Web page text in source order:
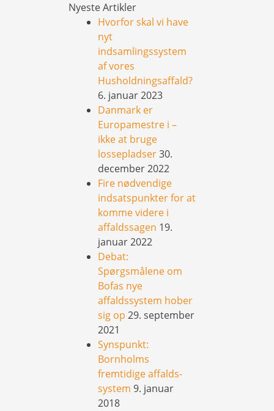
Nyeste Artikler
Hvorfor skal vi have
nyt
indsamlingssystem
af vores
Husholdningsaffald?
6. januar 2023
Danmark er
Europamestre i –
ikke at bruge
lossepladser30.
december 2022
Fire nødvendige
indsatspunkter for at
komme videre i
affaldssagen 19.
januar 2022
Debat:
Spørgsmålene om
Bofas nye
affaldssystem hober
sig op 29. september
2021
Synspunkt:
Bornholms
fremtidige affalds-
system 9. januar
2018